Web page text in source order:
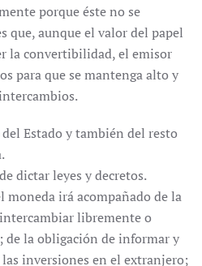
porque éste no se
que, aunque el valor del papel
la convertibilidad, el emisor
para que se mantenga alto y
Estado y también del resto
dictar leyes y decretos.
irá acompañado de la
libremente o
de la obligación de informar y
las inversiones en el extranjero;